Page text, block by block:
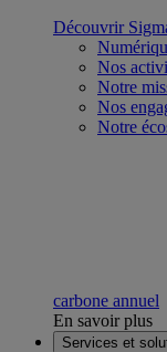
Découvrir
Nos
Notre
Nos
Notre
carbone annuel
En savoir plus
Services et